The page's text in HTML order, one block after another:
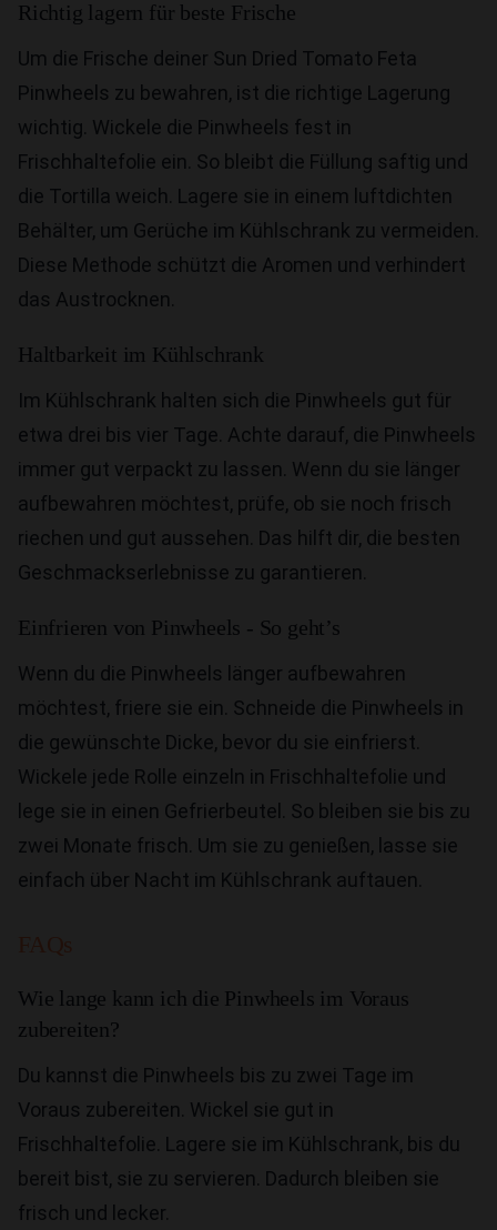
Richtig lagern für beste Frische
Um die Frische deiner Sun Dried Tomato Feta
Pinwheels zu bewahren, ist die richtige Lagerung
wichtig. Wickele die Pinwheels fest in
Frischhaltefolie ein. So bleibt die Füllung saftig und
die Tortilla weich. Lagere sie in einem luftdichten
Behälter, um Gerüche im Kühlschrank zu vermeiden.
Diese Methode schützt die Aromen und verhindert
das Austrocknen.
Haltbarkeit im Kühlschrank
Im Kühlschrank halten sich die Pinwheels gut für
etwa drei bis vier Tage. Achte darauf, die Pinwheels
immer gut verpackt zu lassen. Wenn du sie länger
aufbewahren möchtest, prüfe, ob sie noch frisch
riechen und gut aussehen. Das hilft dir, die besten
Geschmackserlebnisse zu garantieren.
Einfrieren von Pinwheels - So geht’s
Wenn du die Pinwheels länger aufbewahren
möchtest, friere sie ein. Schneide die Pinwheels in
die gewünschte Dicke, bevor du sie einfrierst.
Wickele jede Rolle einzeln in Frischhaltefolie und
lege sie in einen Gefrierbeutel. So bleiben sie bis zu
zwei Monate frisch. Um sie zu genießen, lasse sie
einfach über Nacht im Kühlschrank auftauen.
Wie lange kann ich die Pinwheels im Voraus
zubereiten?
Du kannst die Pinwheels bis zu zwei Tage im
Voraus zubereiten. Wickel sie gut in
Frischhaltefolie. Lagere sie im Kühlschrank, bis du
bereit bist, sie zu servieren. Dadurch bleiben sie
frisch und lecker.